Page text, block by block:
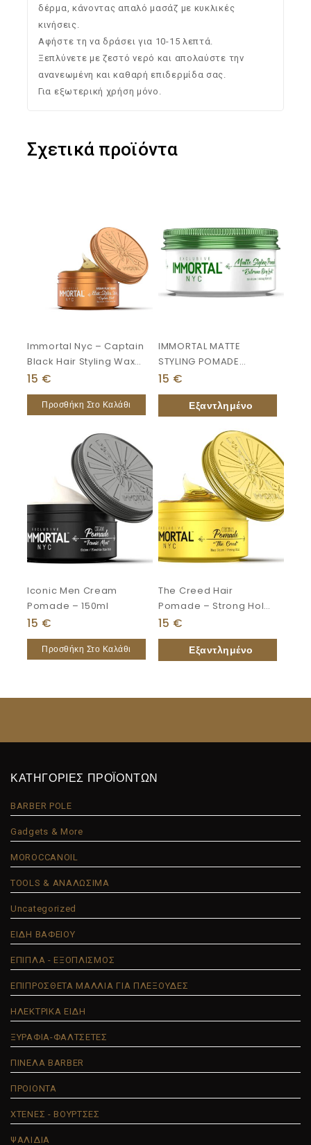
δέρμα, κάνοντας απαλό μασάζ με κυκλικές
κινήσεις.
Αφήστε τη να δράσει για 10-15 λεπτά.
Ξεπλύνετε με ζεστό νερό και απολαύστε την
ανανεωμένη και καθαρή επιδερμίδα σας.
Για εξωτερική χρήση μόνο.
Σχετικά προϊόντα
Immortal Nyc – Captain
Black Hair Styling Wax
150 Ml
15 €
Προσθήκη Στο Καλάθι
IMMORTAL MATTE
STYLING POMADE
“extreme Dry Look”
150ml
15 €
Iconic Men Cream
Pomade – 150ml
15 €
Προσθήκη Στο Καλάθι
The Creed Hair
Pomade – Strong Hold
150ml
15 €
ΚΑΤΗΓΟΡΙΕΣ ΠΡΟΪΟΝΤΩΝ
BARBER POLE
Gadgets & More
MOROCCANOIL
TOOLS & ΑΝΑΛΩΣΙΜΑ
Uncategorized
ΕΙΔΗ ΒΑΦΕΙΟΥ
ΕΠΙΠΛΑ - ΕΞΟΠΛΙΣΜΟΣ
ΕΠΙΠΡΟΣΘΕΤΑ ΜΑΛΛΙΑ ΓΙΑ ΠΛΕΞΟΥΔΕΣ
ΗΛΕΚΤΡΙΚΑ ΕΙΔΗ
ΞΥΡΑΦΙΑ-ΦΑΛΤΣΕΤΕΣ
ΠΙΝΕΛΑ BARBER
ΠΡΟΙΟΝΤΑ
ΧΤΕΝΕΣ - ΒΟΥΡΤΣΕΣ
ΨΑΛΙΔΙΑ